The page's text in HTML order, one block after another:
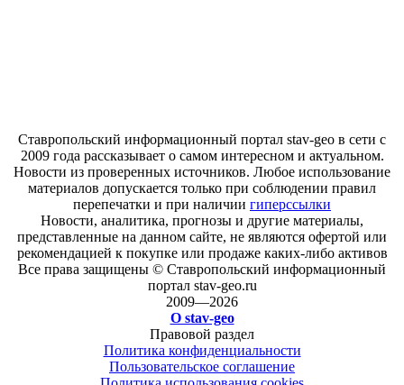
Ставропольский информационный портал stav-geo в сети с
2009 года рассказывает о самом интересном и актуальном.
Новости из проверенных источников. Любое использование
материалов допускается только при соблюдении правил
перепечатки и при наличии гиперссылки
Новости, аналитика, прогнозы и другие материалы,
представленные на данном сайте, не являются офертой или
рекомендацией к покупке или продаже каких-либо активов
Все права защищены © Ставропольский информационный
портал stav-geo.ru
2009—2026
О stav-geo
Правовой раздел
Политика конфиденциальности
Пользовательское соглашение